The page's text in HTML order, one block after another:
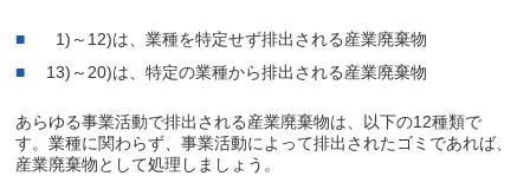
1)～12)は、業種を特定せず排出される産業廃棄物
13)～20)は、特定の業種から排出される産業廃棄物
あらゆる事業活動で排出される産業廃棄物は、以下の12種類で
す。業種に関わらず、事業活動によって排出されたゴミであれば、
産業廃棄物として処理しましょう。